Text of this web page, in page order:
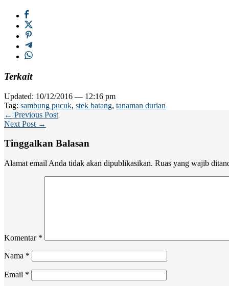
Terkait
Updated: 10/12/2016 — 12:16 pm
Tag: sambung pucuk, stek batang, tanaman durian
← Previous Post
Next Post →
Tinggalkan Balasan
Alamat email Anda tidak akan dipublikasikan. Ruas yang wajib
Komentar *
Nama *
Email *